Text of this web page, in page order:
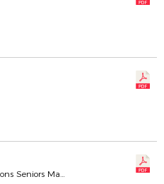
Commission Gestion des Compétitions Seniors Masculins